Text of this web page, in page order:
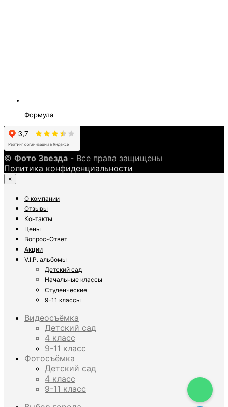
Формула
© Фото Звезда - Все права защищены
Политика конфиденциальности
×
О компании
Отзывы
Контакты
Цены
Вопрос-Ответ
Акции
V.I.P. альбомы
Детский сад
Начальные классы
Студенческие
9-11 классы
Видеосъёмка
Детский сад
4 класс
9-11 класс
Фотосъёмка
Детский сад
4 класс
9-11 класс